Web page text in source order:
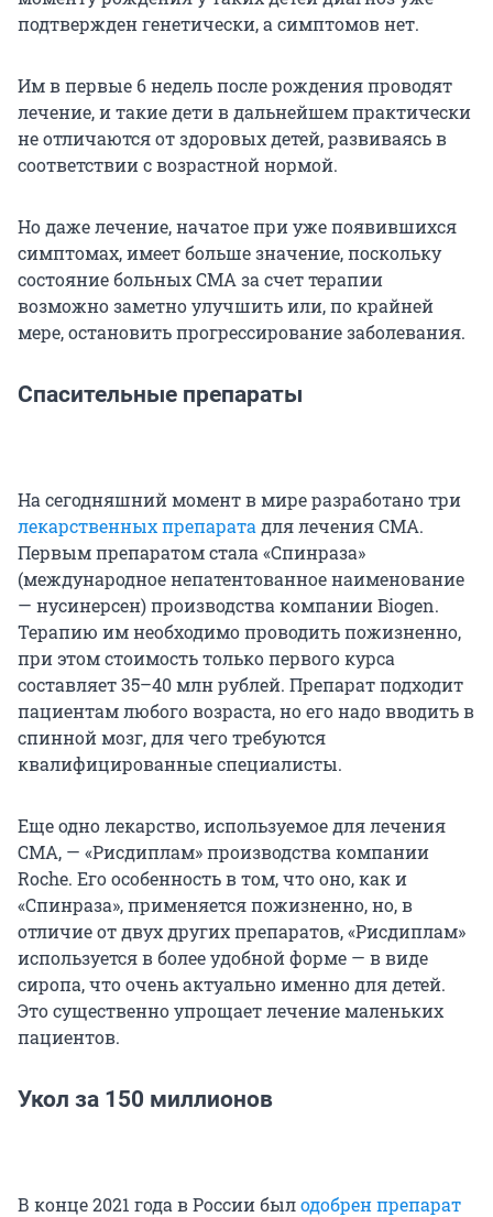
подтвержден генетически, а симптомов нет.
Им в первые 6 недель после рождения проводят
лечение, и такие дети в дальнейшем практически
не отличаются от здоровых детей, развиваясь в
соответствии с возрастной нормой.
Но даже лечение, начатое при уже появившихся
симптомах, имеет больше значение, поскольку
состояние больных СМА за счет терапии
возможно заметно улучшить или, по крайней
мере, остановить прогрессирование заболевания.
Спасительные препараты
На сегодняшний момент в мире разработано три
лекарственных препарата для лечения СМА.
Первым препаратом стала «Спинраза»
(международное непатентованное наименование
— нусинерсен) производства компании Biogen.
Терапию им необходимо проводить пожизненно,
при этом стоимость только первого курса
составляет 35–40 млн рублей. Препарат подходит
пациентам любого возраста, но его надо вводить в
спинной мозг, для чего требуются
квалифицированные специалисты.
Еще одно лекарство, используемое для лечения
СМА, — «Рисдиплам» производства компании
Roche. Его особенность в том, что оно, как и
«Спинраза», применяется пожизненно, но, в
отличие от двух других препаратов, «Рисдиплам»
используется в более удобной форме — в виде
сиропа, что очень актуально именно для детей.
Это существенно упрощает лечение маленьких
пациентов.
Укол за 150 миллионов
В конце 2021 года в России былодобрен препарат